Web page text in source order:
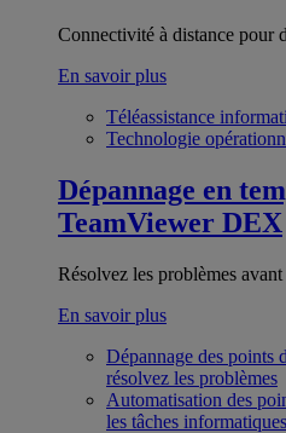
Connectivité à distance pour
En savoir plus
Téléassistance
Technologie
Dépannage en
TeamViewer DEX
Résolvez les problèmes
En savoir plus
Dépannage des points
résolvez les problèmes
Automatisation des
les tâches